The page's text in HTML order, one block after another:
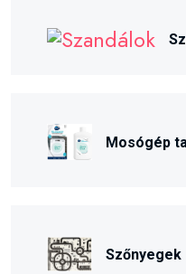
Mosógép
Szőnyegek